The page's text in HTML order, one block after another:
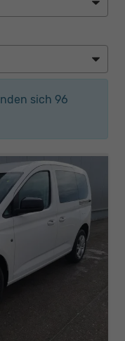
sich 96